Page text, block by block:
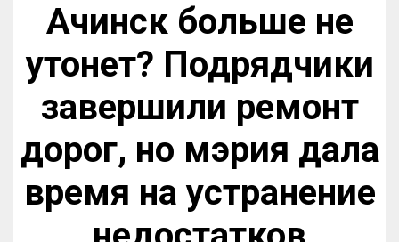
Ачинск больше не
утонет? Подрядчики
завершили ремонт
дорог, но мэрия дала
время на устранение